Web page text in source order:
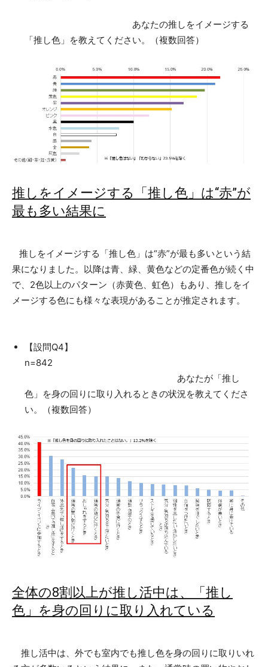
あなたの推しをイメージする
「推し色」を教えてください。（複数回答）
推しをイメージする「推し色」は“赤”が
最も多い結果に
推しをイメージする「推し色」は“赤”が最も多いという結
果になりました。以降は青、緑、黄色などの定番色が続く中
で、2色以上のパターン（赤黄色、虹色）もあり、推しをイ
メージする色にも様々な表現があることが推定されます。
【設問Q4】
n=842
あなたが「推し
色」を身の回りに取り入れるときの状況を教えてくださ
い。（複数回答）
全体の8割以上が推し活中は、「推し
色」を身の回りに取り入れている
推し活中は、外でも室内でも推し色を身の回りに取りいれ